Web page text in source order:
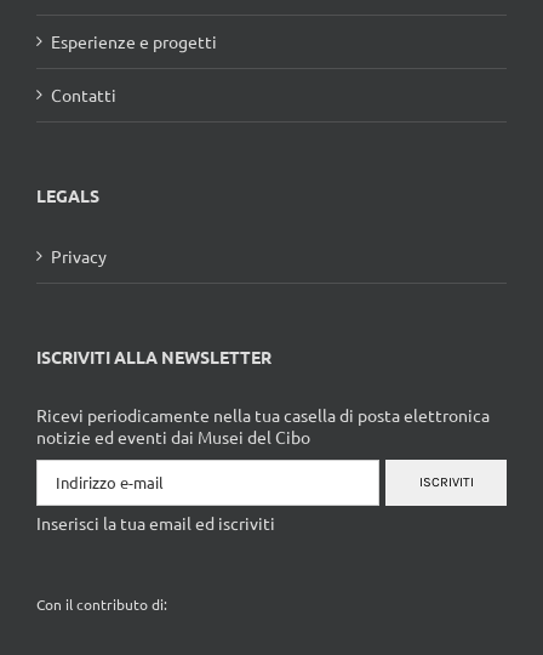
Esperienze e progetti
Contatti
LEGALS
Privacy
ISCRIVITI ALLA NEWSLETTER
Ricevi periodicamente nella tua casella di posta elettronica
notizie ed eventi dai Musei del Cibo
ISCRIVITI
Inserisci la tua email ed iscriviti
Con il contributo di: